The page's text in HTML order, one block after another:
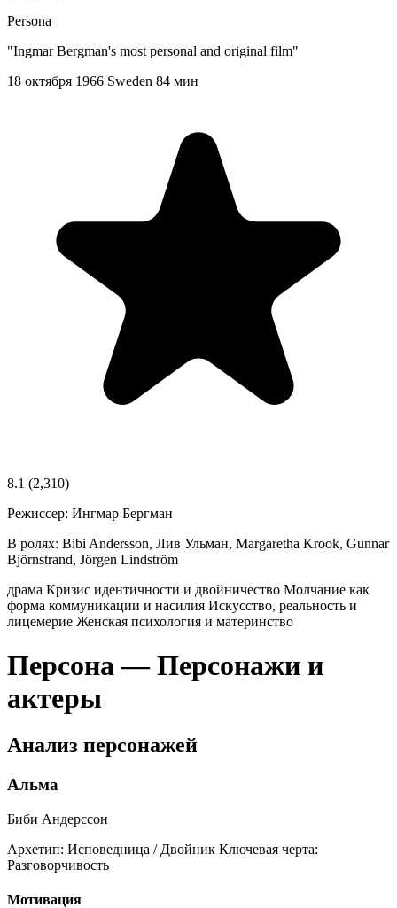
Persona
"Ingmar Bergman's most personal and original film"
18 октября 1966 Sweden 84 мин
8.1 (2,310)
Режиссер: Ингмар Бергман
В ролях: Bibi Andersson, Лив Ульман, Margaretha Krook, Gunnar
Björnstrand, Jörgen Lindström
драма Кризис идентичности и двойничество Молчание как
форма коммуникации и насилия Искусство, реальность и
лицемерие Женская психология и материнство
Персона — Персонажи и
актеры
Анализ персонажей
Альма
Биби Андерссон
Архетип: Исповедница / Двойник Ключевая черта:
Разговорчивость
Мотивация